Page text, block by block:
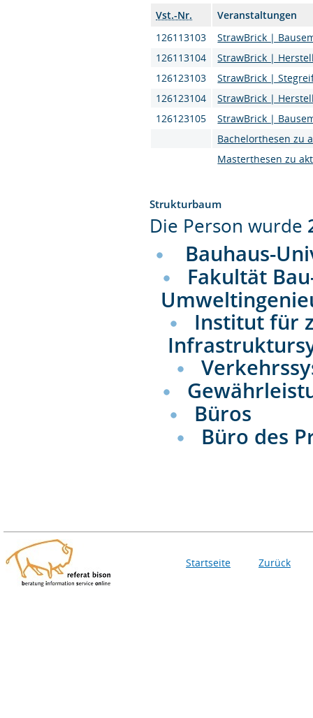
Vst.-Nr.
Veranstaltungen
126113103
StrawBrick |
126113104
StrawBrick |
126123103
StrawBrick |
126123104
StrawBrick |
126123105
StrawBrick |
Bachelorthesen zu
Masterthesen zu
Strukturbaum
Die Person wurde
Bauhaus-
Fakultät
Institut für
Büros
Büro des
Startseite Zurück